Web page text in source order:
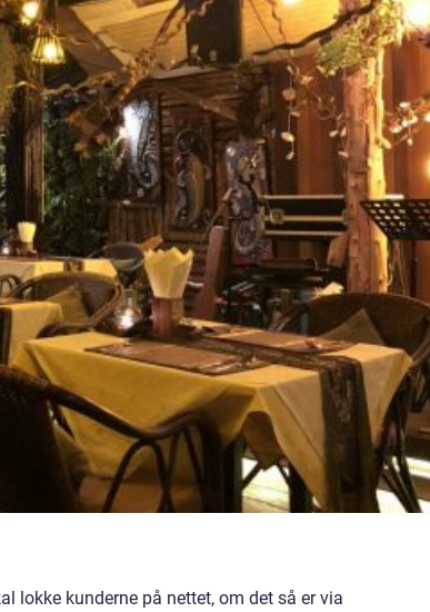
lokke kunderne på nettet, om det så er via